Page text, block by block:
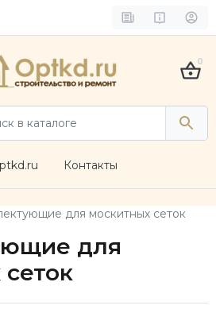
0
Контакты
для москитных сеток
для